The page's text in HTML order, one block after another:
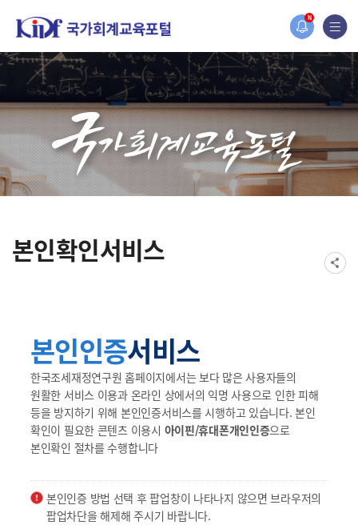
N
홈페이지가 새롭게 개편되었습니다.
한국조세재정연구원홈페이지가 새롭게 개설되었습니다.
본인확인서비스
본인인증서비스
한국조세재정연구원 홈페이지에서는 보다 많은 사용자들의
원활한 서비스 이용과 온라인 상에서의 익명 사용으로 인한 피해
등을 방지하기 위해 본인인증서비스를 시행하고 있습니다. 본인
확인이 필요한 콘텐츠 이용시 아이핀/휴대폰개인인증으로
본인확인 절차를 수행합니다
본인인증 방법 선택 후 팝업창이 나타나지 않으면 브라우저의
팝업차단을 해제해 주시기 바랍니다.